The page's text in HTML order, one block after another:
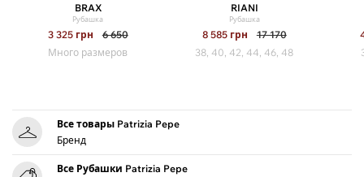
BRAX
Рубашка
3 325 грн
6 650
Много размеров
RIANI
Рубашка
8 585 грн
17 170
38, 40, 42, 44, 46, 48
Все товары Patrizia Pepe
Бренд
Все Рубашки Patrizia Pepe